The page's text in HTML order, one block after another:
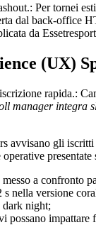
Per tornei
dal back‑office
da
(UX)
rapida.:
manager integra
avvisano gli
presentate
a confronto
nella versione
dark night;
impattare